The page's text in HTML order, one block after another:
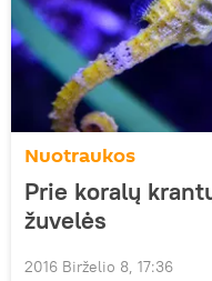
Nuotraukos
Prie koralų
žuvelės
2016 Birželio 8, 17:36